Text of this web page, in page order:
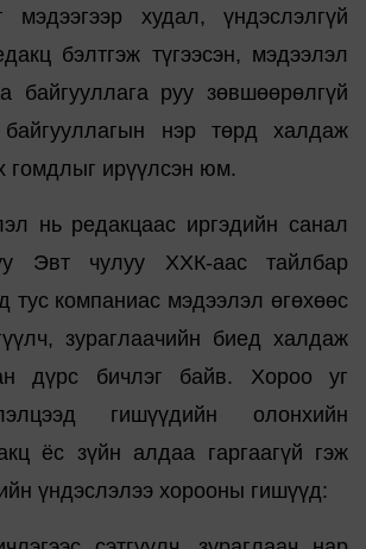
мэдээгээр худал, үндэслэлгүй
бэлтгэж түгээсэн, мэдээлэл
байгууллага руу зөвшөөрөлгүй
нэр төрд халдаж
гомдлыг ирүүлсэн юм.
нь редакцаас иргэдийн санал
Эвт чулуу ХХК-аас тайлбар
тус компаниас мэдээлэл өгөхөөс
зураглаачийн биед халдаж
дүрс бичлэг байв. Хороо уг
гишүүдийн олонхийн
ёс зүйн алдаа гаргаагүй гэж
үндэслэлээ хорооны гишүүд: